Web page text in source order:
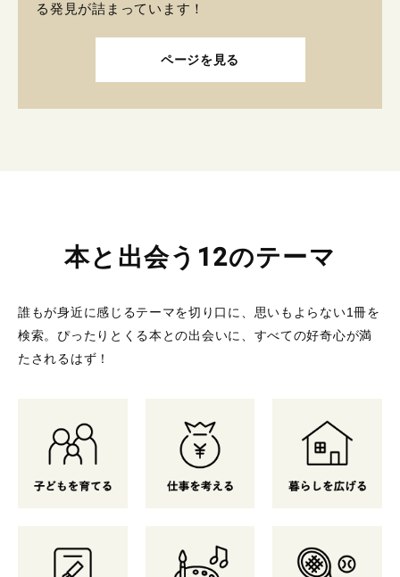
る発見が詰まっています！
ページを見る
本と出会う12のテーマ
誰もが身近に感じるテーマを切り口に、思いもよらない1冊を
検索。 ぴったりとくる本との出会いに、すべての好奇心が満
たされるはず！